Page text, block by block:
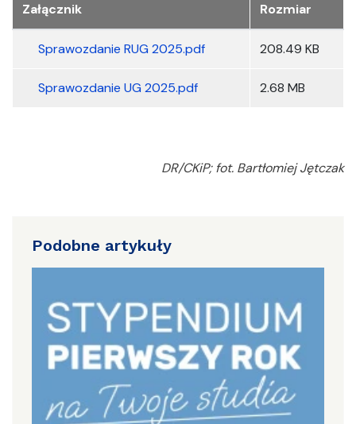
Załącznik
Rozmiar
Sprawozdanie RUG 2025.pdf 208.49 KB
Sprawozdanie UG 2025.pdf 2.68 MB
DR/CKiP; fot. Bartłomiej Jętczak
Podobne artykuły